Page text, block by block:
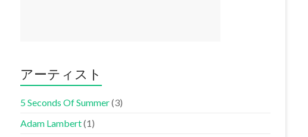
アーティスト
5 Seconds Of Summer(3)
Adam Lambert(1)